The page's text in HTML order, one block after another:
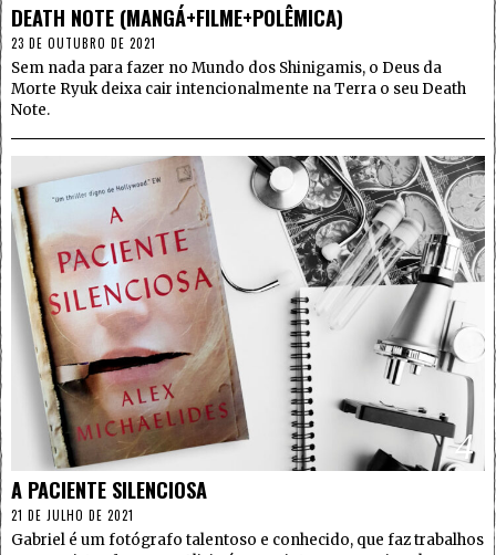
DEATH NOTE (MANGÁ+FILME+POLÊMICA)
23 DE OUTUBRO DE 2021
Sem nada para fazer no Mundo dos Shinigamis, o Deus da
Morte Ryuk deixa cair intencionalmente na Terra o seu Death
Note.
4
A PACIENTE SILENCIOSA
21 DE JULHO DE 2021
Gabriel é um fotógrafo talentoso e conhecido, que faz trabalhos